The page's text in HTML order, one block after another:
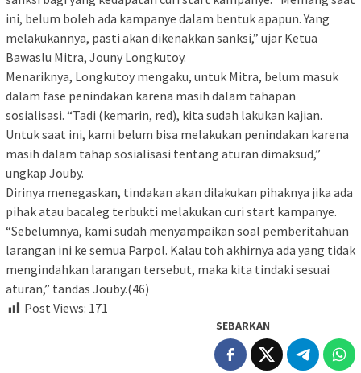
ini, belum boleh ada kampanye dalam bentuk apapun. Yang
melakukannya, pasti akan dikenakkan sanksi,” ujar Ketua
Bawaslu Mitra, Jouny Longkutoy.
Menariknya, Longkutoy mengaku, untuk Mitra, belum masuk
dalam fase penindakan karena masih dalam tahapan
sosialisasi. “Tadi (kemarin, red), kita sudah lakukan kajian.
Untuk saat ini, kami belum bisa melakukan penindakan karena
masih dalam tahap sosialisasi tentang aturan dimaksud,”
ungkap Jouby.
Dirinya menegaskan, tindakan akan dilakukan pihaknya jika ada
pihak atau bacaleg terbukti melakukan curi start kampanye.
“Sebelumnya, kami sudah menyampaikan soal pemberitahuan
larangan ini ke semua Parpol. Kalau toh akhirnya ada yang tidak
mengindahkan larangan tersebut, maka kita tindaki sesuai
aturan,” tandas Jouby.(46)
Post Views: 171
SEBARKAN